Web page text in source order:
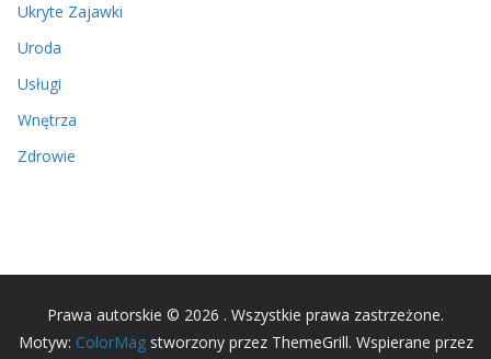
Ukryte Zajawki
Uroda
Usługi
Wnętrza
Zdrowie
Prawa autorskie © 2026 . Wszystkie prawa zastrzeżone.
Motyw: ColorMagstworzony przez ThemeGrill. Wspierane przez